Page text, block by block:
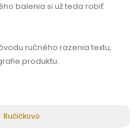
balenia si už teda robiť
ručného razenia textu,
produktu.
Ručičkovo